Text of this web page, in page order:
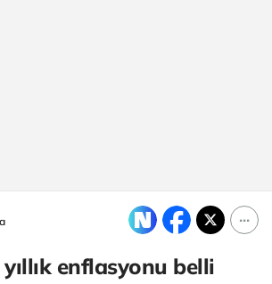
enflasyonu belli